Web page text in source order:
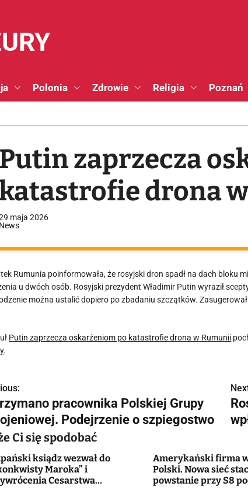
Polonia Zdrowie Religia Poznań
Putin zaprzecza
drona
maja 2026
News
Rumunia poinformowała, że rosyjski dron spadł na dach bloku
u dwóch osób. Rosyjski prezydent Władimir Putin wyraził
można ustalić dopiero po zbadaniu szczątków.
Putin zaprzecza oskarżeniom po katastrofie drona w Rumunii
.
pracownika Polskiej Grupy
Podejrzenie o szpiegostwo
Ci się spodobać
ksiądz wezwał do
Maroka” i
Cesarstwa
Amerykański firma
Polski. Nowa sieć
powstanie przy S8